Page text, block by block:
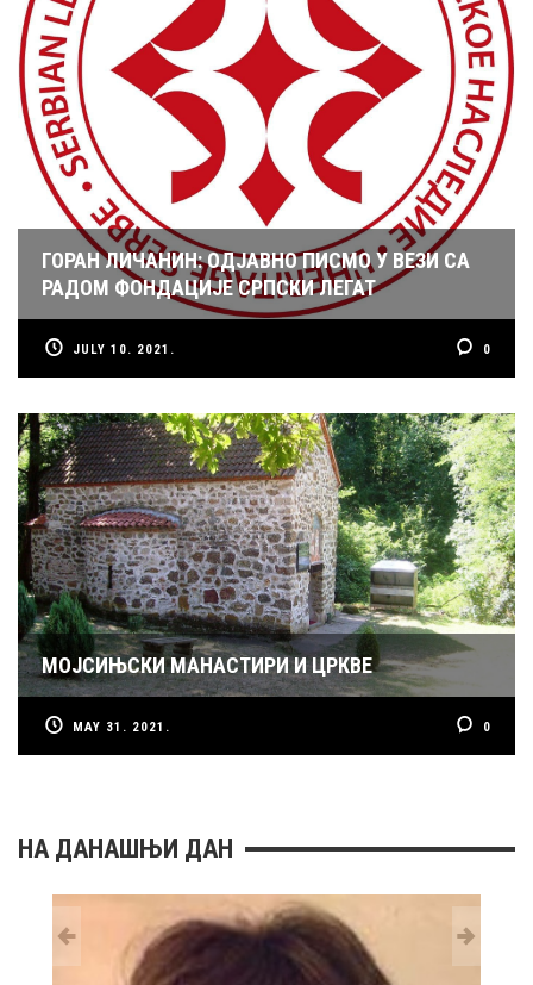
ГОРАН ЛИЧАНИН: ОДЈАВНО ПИСМО У ВЕЗИ СА
РАДОМ ФОНДАЦИЈЕ СРПСКИ ЛЕГАТ
JULY 10. 2021. 0
МОЈСИЊСКИ МАНАСТИРИ И ЦРКВЕ
MAY 31. 2021. 0
НА ДАНАШЊИ ДАН